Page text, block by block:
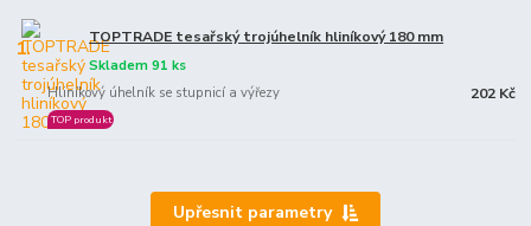
1. TOPTRADE tesařský trojúhelník hliníkový 180 mm
Hliníkový úhelník se stupnicí a výřezy
Skladem 91 ks
TOP produkt
202 Kč
Upřesnit parametry